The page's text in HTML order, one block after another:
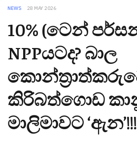
NEWS 28 MAY 2026
10% (ටෙන්
NPPයටද? බාල
කිරිබත්ගොඩ
මාලිමාවට ‘ඇන’!!!